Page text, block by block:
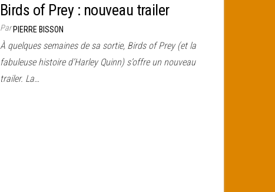
Birds of Prey : nouveau trailer
ParPIERRE BISSON
À quelques semaines de sa sortie, Birds of Prey (et la
fabuleuse histoire d’Harley Quinn) s’offre un nouveau
trailer. La…